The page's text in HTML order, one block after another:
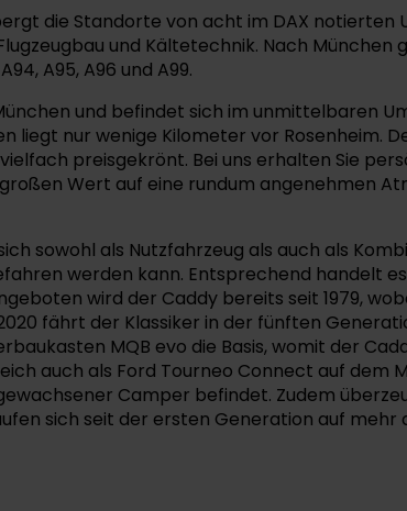
die Standorte von acht im DAX notierten
und Kältetechnik. Nach
A95, A96 und A99.
und befindet sich im unmittelbaren
nur wenige Kilometer vor Rosenheim.
preisgekrönt. Bei uns erhalten Sie
Wert auf eine rundum angenehmen
sowohl als Nutzfahrzeug als auch als
werden kann. Entsprechend handelt
wird der Caddy bereits seit 1979,
fährt der Klassiker in der fünften
MQB evo die Basis, womit der
auch als Ford Tourneo Connect auf
Camper befindet. Zudem
sich seit der ersten Generation auf